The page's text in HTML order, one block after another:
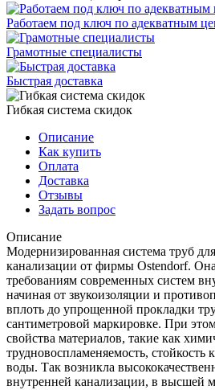
Работаем под ключ по адекватным
Грамотные специалисты
Быстрая доставка
Гибкая система скидок
Описание
Как купить
Оплата
Доставка
Отзывы
Задать вопрос
Описание
Модернизированная система труб
канализации от фирмы Ostendorf.
требованиям современных систем
начиная от звукоизоляции и
вплоть до упрощенной прокладки
сантиметровой маркировке. При
свойства материалов, такие как
трудновоспламеняемость, стойкость
воды. Так возникла
внутренней канализации, в высшей